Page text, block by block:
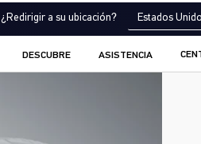
¿Redirigir a su ubicación? Estados
DESCUBRE ASISTENCIA